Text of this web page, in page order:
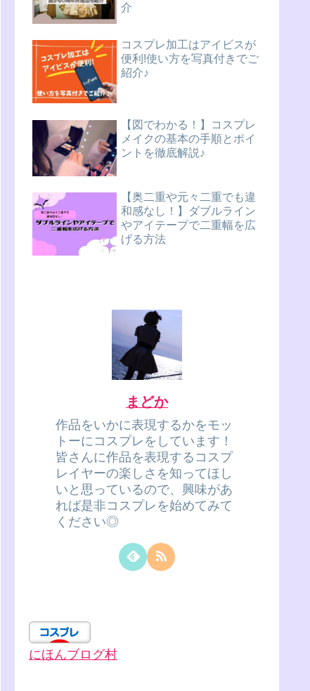
介
コスプレ加工はアイビスが
便利!使い方を写真付きでご
紹介♪
【図でわかる！】コスプレ
メイクの基本の手順とポイ
ントを徹底解説♪
【奥二重や元々二重でも違
和感なし！】ダブルライン
やアイテープで二重幅を広
げる方法
まどか
作品をいかに表現するかをモッ
トーにコスプレをしています！
皆さんに作品を表現するコスプ
レイヤーの楽しさを知ってほし
いと思っているので、興味があ
れば是非コスプレを始めてみて
ください◎
にほんブログ村